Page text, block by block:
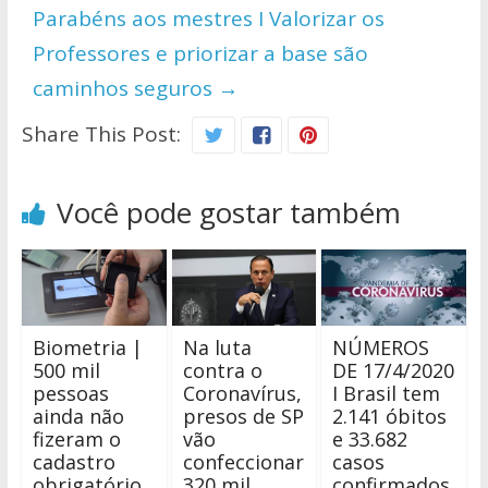
Parabéns aos mestres I Valorizar os
Professores e priorizar a base são
caminhos seguros →
Share This Post:
Você pode gostar também
Biometria |
500 mil
pessoas
ainda não
fizeram o
cadastro
Na luta
contra o
Coronavírus,
presos de SP
vão
confeccionar
NÚMEROS
DE 17/4/2020
I Brasil tem
2.141 óbitos
e 33.682
casos